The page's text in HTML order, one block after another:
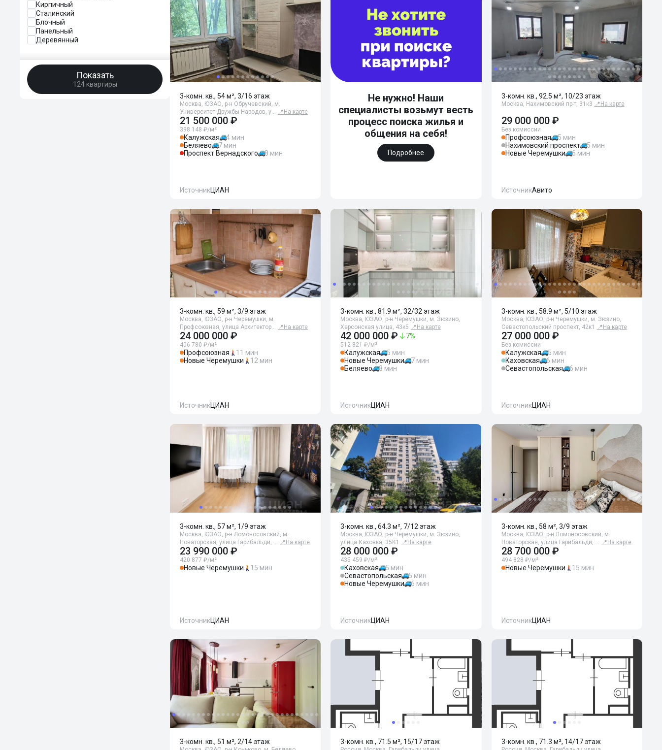
Кирпичный
Сталинский
Блочный
Панельный
Деревянный
Показать
124 квартиры
3-комн. кв., 54 м², 3/16 этаж
Москва, ЮЗАО, р-н Обручевский, м.
Университет Дружбы Народов, у… 📍 На карте
21 500 000 ₽
398 148 ₽/м²
Калужская
4 мин
Беляево
7 мин
Проспект Вернадского
8 мин
ИсточникЦИАН
Не нужно! Наши
специалисты возьмут весть
процесс поиска жилья и
общения на себя!
Подробнее
3-комн. кв., 92.5 м², 10/23 этаж
Москва, Нахимовский пр-т, 31к3 📍 На карте
29 000 000 ₽
Без комиссии
Профсоюзная
5 мин
Нахимовский проспект
5 мин
Новые Черемушки
6 мин
ИсточникАвито
3-комн. кв., 59 м², 3/9 этаж
Москва, ЮЗАО, р-н Черемушки, м.
Профсоюзная, улица Архитектор… 📍 На карте
24 000 000 ₽
406 780 ₽/м²
Профсоюзная
11 мин
Новые Черемушки
12 мин
ИсточникЦИАН
3-комн. кв., 81.9 м², 32/32 этаж
Москва, ЮЗАО, р-н Черемушки, м. Зюзино,
Херсонская улица, 43к5 📍 На карте
42 000 000 ₽ 7%
512 821 ₽/м²
Калужская
5 мин
Новые Черемушки
7 мин
Беляево
8 мин
ИсточникЦИАН
3-комн. кв., 58.9 м², 5/10 этаж
Москва, ЮЗАО, р-н Черемушки, м. Зюзино,
Севастопольский проспект, 42к1
📍 На карте
27 000 000 ₽
Без комиссии
Калужская
5 мин
Каховская
6 мин
Севастопольская
6 мин
ИсточникЦИАН
3-комн. кв., 57 м², 1/9 этаж
Москва, ЮЗАО, р-н Ломоносовский, м.
Новаторская, улица Гарибальди, … 📍 На карте
23 990 000 ₽
420 877 ₽/м²
Новые Черемушки 15 мин
ИсточникЦИАН
3-комн. кв., 64.3 м², 7/12 этаж
Москва, ЮЗАО, р-н Черемушки, м. Зюзино,
улица Каховка, 35К1
📍 На карте
28 000 000 ₽
435 459 ₽/м²
Каховская
5 мин
Севастопольская
5 мин
Новые Черемушки
6 мин
ИсточникЦИАН
3-комн. кв., 58 м², 3/9 этаж
Москва, ЮЗАО, р-н Ломоносовский, м.
Новаторская, улица Гарибальди, … 📍 На карте
28 700 000 ₽
494 828 ₽/м²
Новые Черемушки 15 мин
ИсточникЦИАН
3-комн. кв., 51 м², 2/14 этаж 3-комн. кв., 71.5 м², 15/17 этаж 3-комн. кв., 71.3 м², 14/17 этаж